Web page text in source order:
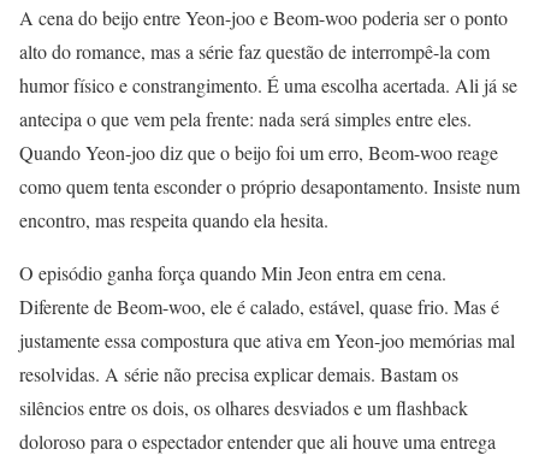
A cena do beijo entre Yeon-joo e Beom-woo poderia ser o ponto
alto do romance, mas a série faz questão de interrompê-la com
humor físico e constrangimento. É uma escolha acertada. Ali já se
antecipa o que vem pela frente: nada será simples entre eles.
Quando Yeon-joo diz que o beijo foi um erro, Beom-woo reage
como quem tenta esconder o próprio desapontamento. Insiste num
encontro, mas respeita quando ela hesita.
O episódio ganha força quando Min Jeon entra em cena.
Diferente de Beom-woo, ele é calado, estável, quase frio. Mas é
justamente essa compostura que ativa em Yeon-joo memórias mal
resolvidas. A série não precisa explicar demais. Bastam os
silêncios entre os dois, os olhares desviados e um flashback
doloroso para o espectador entender que ali houve uma entrega